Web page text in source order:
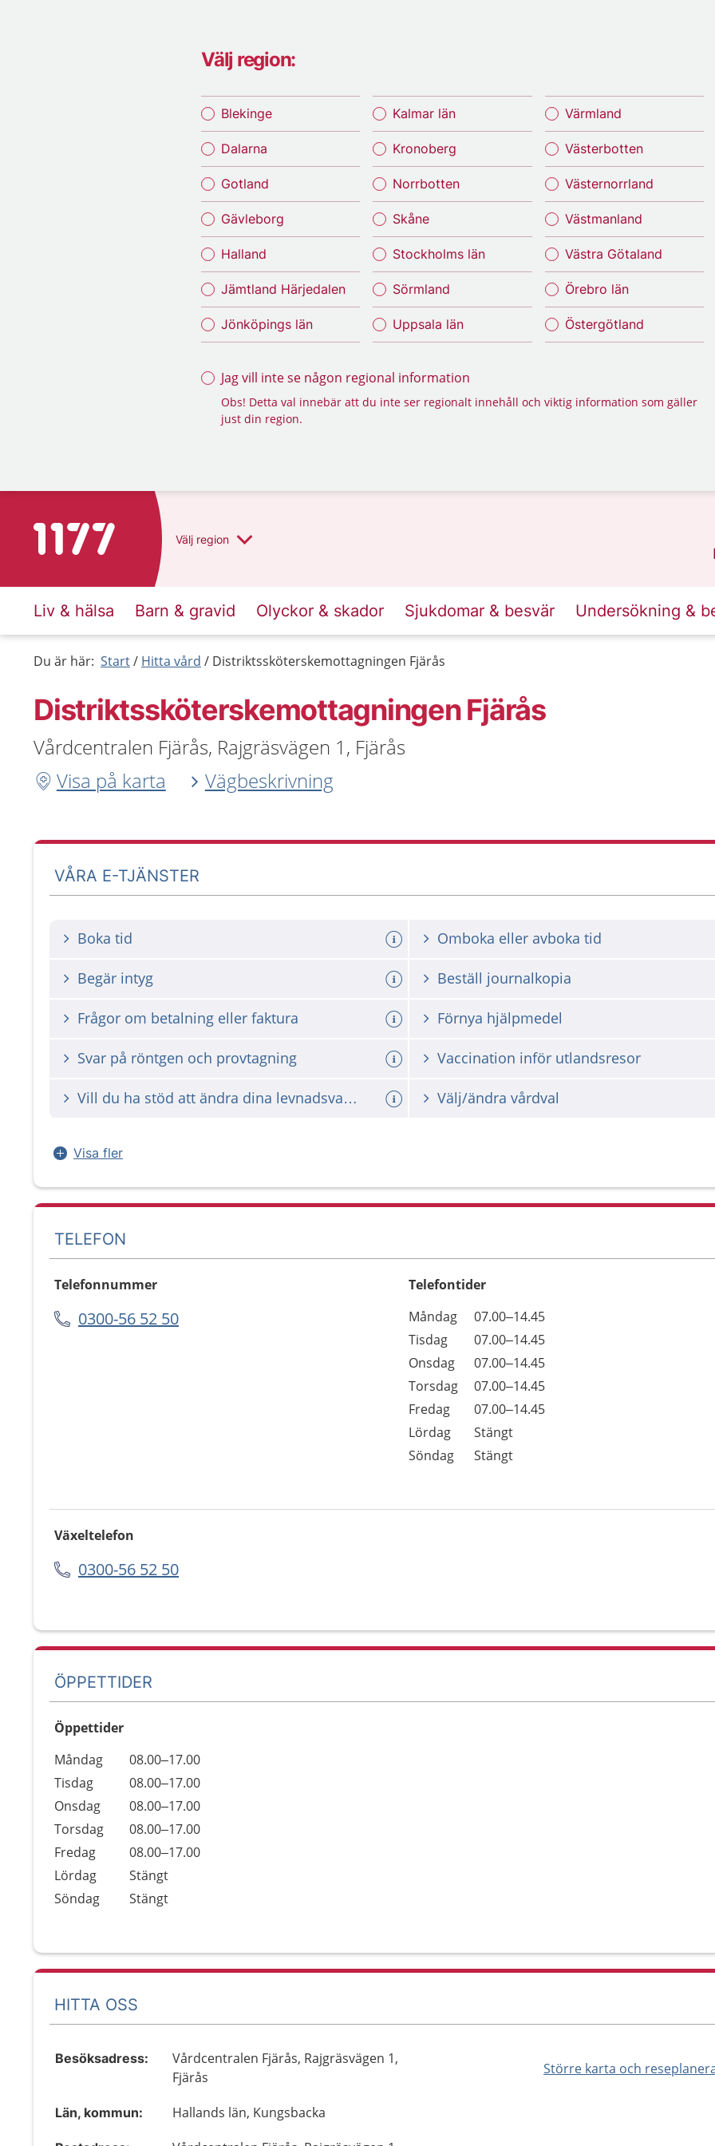
Välj region:
Blekinge
Dalarna
Gotland
Gävleborg
Halland
Jämtland Härjedalen
Jönköpings län
Kalmar län
Kronoberg
Norrbotten
Skåne
Stockholms län
Sörmland
Uppsala län
Värmland
Västerbotten
Västernorrland
Västmanland
Västra Götaland
Örebro län
Östergötland
Jag vill inte se någon regional information
Obs! Detta val innebär att du inte ser regionalt innehåll och viktig information som gäller
just din region.
Till startsidan för 1177 Välj region
Liv & hälsa Barn & gravid Olyckor & skador Sjukdomar & besvär Undersökning &
Du är här: Start Hitta vård Distriktssköterskemottagningen Fjärås
Distriktssköterskemottagningen Fjärås
Vårdcentralen Fjärås, Rajgräsvägen 1, Fjärås
Visa på karta
Vägbeskrivning
VÅRA E-TJÄNSTER
Boka tid Omboka eller avboka tid
Begär intyg Beställ journalkopia
Frågor om betalning eller faktura Förnya hjälpmedel
Svar på röntgen och provtagning Vaccination inför utlandsresor
Vill du ha stöd att ändra dina levnadsvanor? Välj/ändra vårdval
Visa fler
TELEFON
Telefonnummer
0300-56 52 50
Telefontider
Dag
Öppettider
Kommentarer
Måndag
07.00–14.45
Tisdag
07.00–14.45
Onsdag
07.00–14.45
Torsdag
07.00–14.45
Fredag
07.00–14.45
Lördag
Stängt
Söndag
Stängt
Växeltelefon
0300-56 52 50
ÖPPETTIDER
Öppettider
Dag
Öppettider
Kommentarer
Måndag
08.00–17.00
Tisdag
08.00–17.00
Onsdag
08.00–17.00
Torsdag
08.00–17.00
Fredag
08.00–17.00
Lördag
Stängt
Söndag
Stängt
HITTA OSS
Större karta och
Besöksadress:
Vårdcentralen Fjärås, Rajgräsvägen 1,
Fjärås
Län, kommun: Hallands län, Kungsbacka